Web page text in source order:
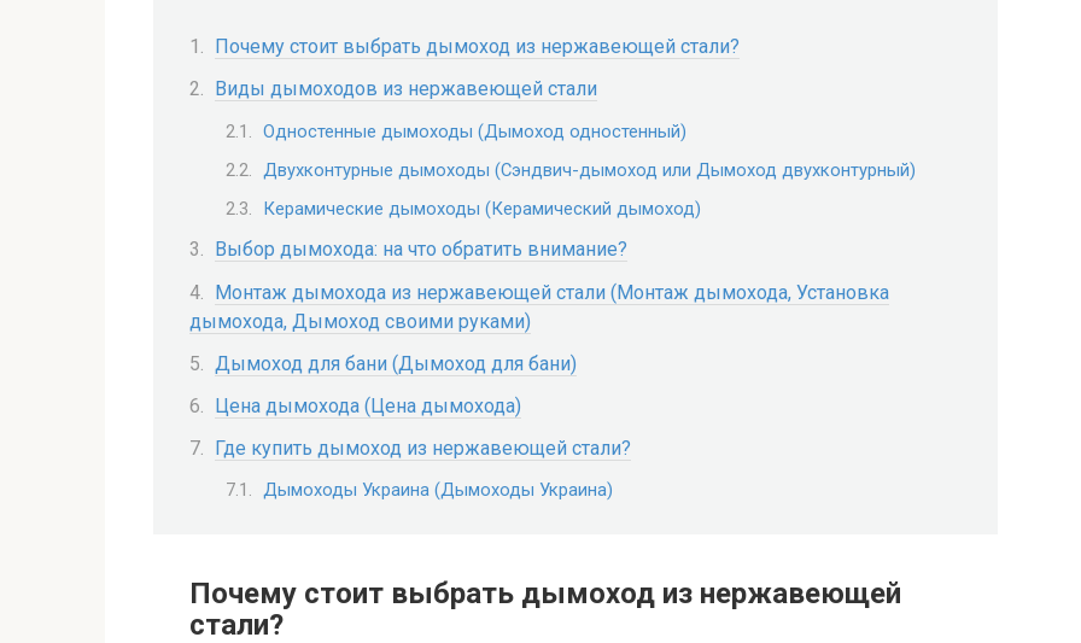
Почему стоит выбрать дымоход из нержавеющей стали?
Виды дымоходов из нержавеющей стали
Одностенные дымоходы (Дымоход одностенный)
Двухконтурные дымоходы (Сэндвич-дымоход или Дымоход двухконтурный)
Керамические дымоходы (Керамический дымоход)
Выбор дымохода: на что обратить внимание?
Монтаж дымохода из нержавеющей стали (Монтаж дымохода, Установка
дымохода, Дымоход своими руками)
Дымоход для бани (Дымоход для бани)
Цена дымохода (Цена дымохода)
Где купить дымоход из нержавеющей стали?
Дымоходы Украина (Дымоходы Украина)
Почему стоит выбрать дымоход из нержавеющей
стали?